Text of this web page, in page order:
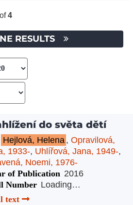
4
RESULTS
do světa dětí
Hejlová, Helena ,Opravilová,
1933-, Uhlířová, Jana, 1949-,
Noemi, 1976-
of Publication 2016
Number Loading…
text